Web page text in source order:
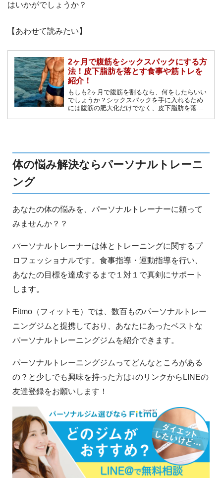
はいかがでしょうか？
【あわせて読みたい】
2ヶ月で腹筋をシックスパックにする方
法！皮下脂肪を落とす食事や筋トレを
紹介！
もしも2ヶ月で腹筋を割るなら、何をしたらいい
でしょうか？シックスパックを手に入れるため
には腹筋の肥大化だけでなく、皮下脂肪を落と
体の悩み解決ならパーソナルトレーニ
ング
あなたの体の悩みを、パーソナルトレーナーに頼って
みませんか？？
パーソナルトレーナーは体とトレーニングに関するプ
ロフェッショナルです。食事指導・運動指導を行い、
あなたの目標を達成するまで１対１で真剣にサポート
します。
Fitmo（フィットモ）では、数百ものパーソナルトレー
ニングジムと提携しており、あなたにあったベストな
パーソナルトレーニングジムを紹介できます。
パーソナルトレーニングジムってどんなところがある
の？と少しでも興味を持った方は↓のリンクからLINEの
友達登録をお願いします！